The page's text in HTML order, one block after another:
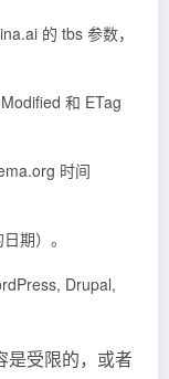
的 tbs 参数，
和 ETag
时间
期）。
Drupal,
是受限的，或者